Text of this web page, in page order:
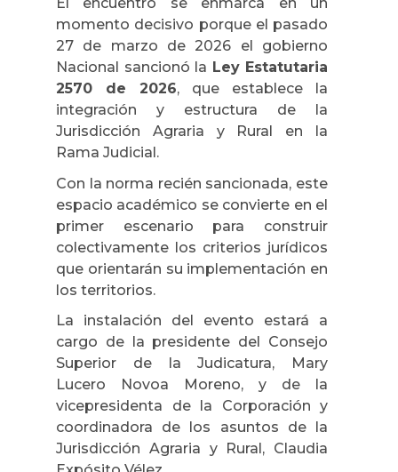
momento decisivo porque el pasado
27 de marzo de 2026 el gobierno
Nacional sancionó la Ley Estatutaria
2570 de 2026, que establece la
integración y estructura de la
Jurisdicción Agraria y Rural en la
Rama Judicial.
Con la norma recién sancionada, este
espacio académico se convierte en el
primer escenario para construir
colectivamente los criterios jurídicos
que orientarán su implementación en
los territorios.
La instalación del evento estará a
cargo de la presidente del Consejo
Superior de la Judicatura, Mary
Lucero Novoa Moreno, y de la
vicepresidenta de la Corporación y
coordinadora de los asuntos de la
Jurisdicción Agraria y Rural, Claudia